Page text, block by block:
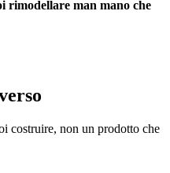
rimodellare man mano che
costruire, non un prodotto che